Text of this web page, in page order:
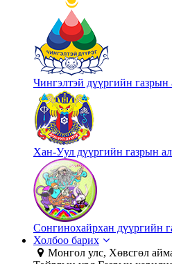
Чингэлтэй дүүргийн газрын
Хан-Уул дүүргийн газрын
Сонгинохайрхан дүүргийн
Холбоо барих
Монгол улс, Хөвсгөл